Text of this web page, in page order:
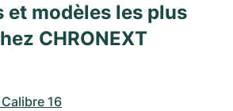
et modèles les plus
CHRONEXT
16